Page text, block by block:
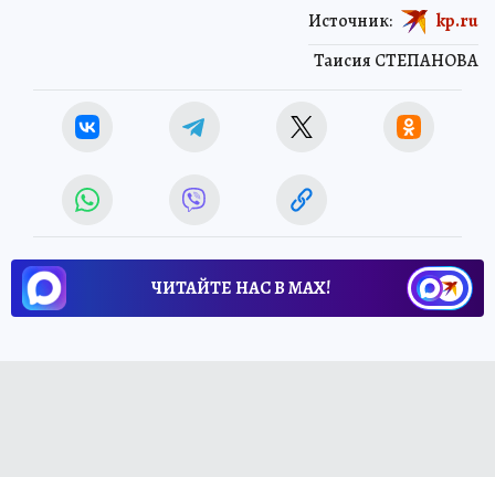
Таисия СТЕПАНОВА
Источник: kp.ru
ЧИТАЙТЕ НАС В МАХ!